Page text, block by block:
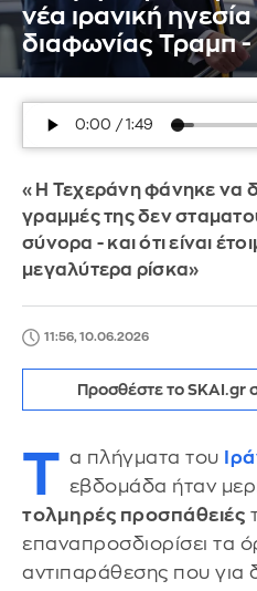
νέα ιρανική
διαφωνίας Τραμπ -
«Η Τεχεράνη φάνηκε να
γραμμές της δεν
σύνορα - και ότι είναι
μεγαλύτερα ρίσκα»
11:56, 10.06.2026
Προσθέστε το SKAI.gr
Τ α πλήγματα του
εβδομάδα ήταν
τολμηρές προσπάθειές
επαναπροσδιορίσει τα
αντιπαράθεσης που για